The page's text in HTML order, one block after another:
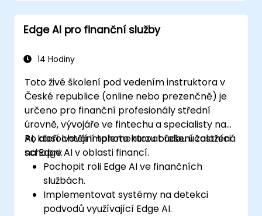
Edge AI.
Integrovat Edge AI do stávajících
Věnovat se etickým otázkám a
Edge AI.
Edge AI pro finanční služby
14 Hodiny
Toto živé školení pod vedením instruktora v
České republice (online nebo prezenčně) je
určeno pro finanční profesionály střední
úrovně, vývojáře ve fintechu a specialisty na
AI, kteří chtějí implementovat řešení založená
na Edge AI v oblasti financí.
Po absolvování tohoto kurzu budou účastníci
schopni:
Pochopit roli Edge AI ve finančních
službách.
Implementovat systémy na detekci
podvodů využívající Edge AI.